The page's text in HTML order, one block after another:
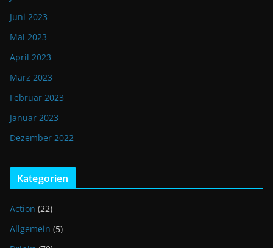
Juni 2023
Mai 2023
April 2023
März 2023
Februar 2023
Januar 2023
Dezember 2022
Kategorien
Action (22)
Allgemein (5)